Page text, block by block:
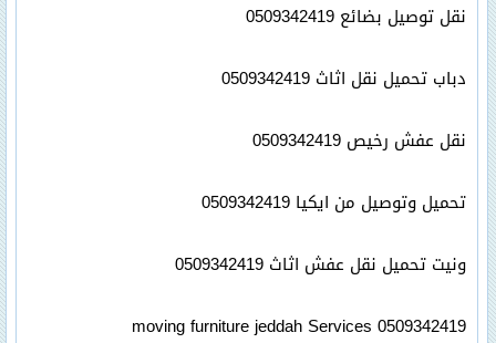
نقل توصيل بضائع 0509342419
دباب تحميل نقل اثاث 0509342419
نقل عفش رخيص 0509342419
تحميل وتوصيل من ايكيا 0509342419
ونيت تحميل نقل عفش اثاث 0509342419
moving furniture jeddah Services 0509342419